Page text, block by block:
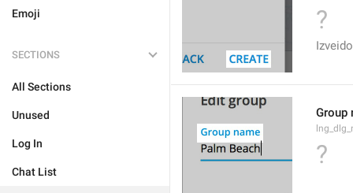
Emoji
SECTIONS
All Sections
Unused
Log In
Chat List
?
Group
?